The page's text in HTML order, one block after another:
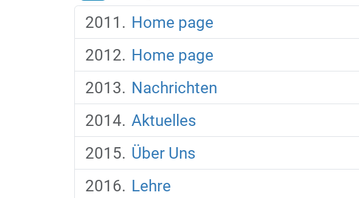
Home page
Home page
Nachrichten
Aktuelles
Über Uns
Lehre